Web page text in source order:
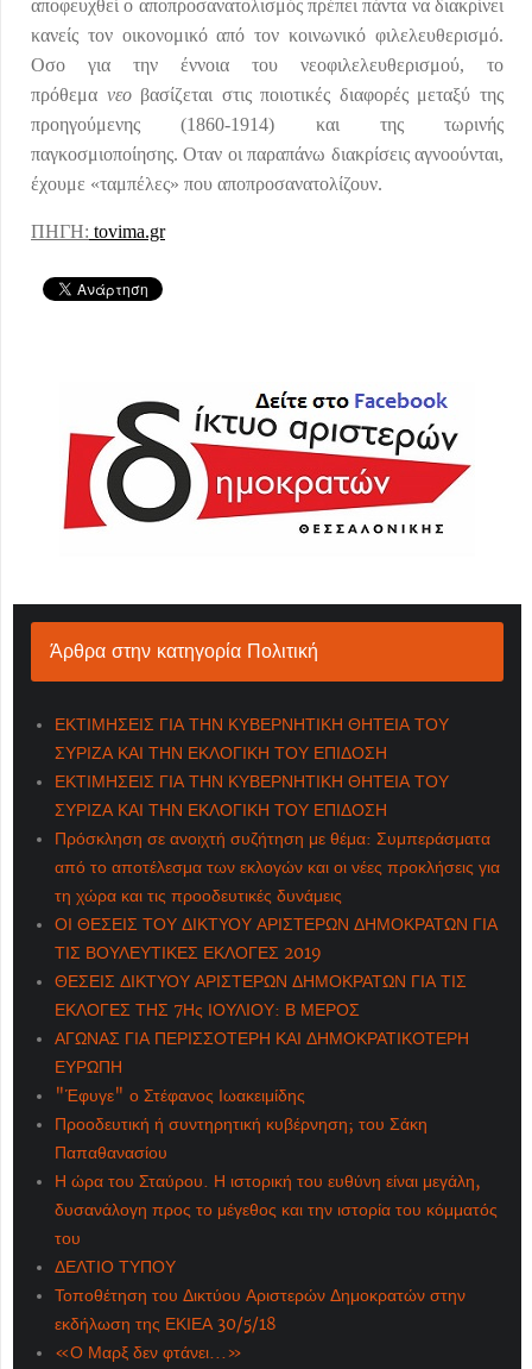
αποφευχθεί ο αποπροσανατολισμός πρέπει πάντα να διακρίνει
κανείς τον οικονομικό από τον κοινωνικό φιλελευθερισμό.
Οσο για την έννοια του νεοφιλελευθερισμού, το
πρόθεμα νεοβασίζεται στις ποιοτικές διαφορές μεταξύ της
προηγούμενης (1860-1914) και της τωρινής
παγκοσμιοποίησης. Οταν οι παραπάνω διακρίσεις αγνοούνται,
έχουμε «ταμπέλες» που αποπροσανατολίζουν.
ΠΗΓΗ: tovima.gr
Άρθρα στην κατηγορία Πολιτική
ΕΚΤΙΜΗΣΕΙΣ ΓΙΑ ΤΗΝ ΚΥΒΕΡΝΗΤΙΚΗ ΘΗΤΕΙΑ ΤΟΥ
ΣΥΡΙΖΑ ΚΑΙ ΤΗΝ ΕΚΛΟΓΙΚΗ ΤΟΥ ΕΠΙΔΟΣΗ
ΕΚΤΙΜΗΣΕΙΣ ΓΙΑ ΤΗΝ ΚΥΒΕΡΝΗΤΙΚΗ ΘΗΤΕΙΑ ΤΟΥ
ΣΥΡΙΖΑ ΚΑΙ ΤΗΝ ΕΚΛΟΓΙΚΗ ΤΟΥ ΕΠΙΔΟΣΗ
Πρόσκληση σε ανοιχτή συζήτηση με θέμα: Συμπεράσματα
από το αποτέλεσμα των εκλογών και οι νέες προκλήσεις για
τη χώρα και τις προοδευτικές δυνάμεις
ΟΙ ΘΕΣΕΙΣ ΤΟΥ ΔΙΚΤΥΟΥ ΑΡΙΣΤΕΡΩΝ ΔΗΜΟΚΡΑΤΩΝ ΓΙΑ
ΤΙΣ ΒΟΥΛΕΥΤΙΚΕΣ ΕΚΛΟΓΕΣ 2019
ΘΕΣΕΙΣ ΔΙΚΤΥΟΥ ΑΡΙΣΤΕΡΩΝ ΔΗΜΟΚΡΑΤΩΝ ΓΙΑ ΤΙΣ
ΕΚΛΟΓΕΣ ΤΗΣ 7Ης ΙΟΥΛΙΟΥ: Β ΜΕΡΟΣ
ΑΓΩΝΑΣ ΓΙΑ ΠΕΡΙΣΣΟΤΕΡΗ ΚΑΙ ΔΗΜΟΚΡΑΤΙΚΟΤΕΡΗ
ΕΥΡΩΠΗ
"Έφυγε" ο Στέφανος Ιωακειμίδης
Προοδευτική ή συντηρητική κυβέρνηση; του Σάκη
Παπαθανασίου
Η ώρα του Σταύρου. Η ιστορική του ευθύνη είναι μεγάλη,
δυσανάλογη προς το μέγεθος και την ιστορία του κόμματός
του
ΔΕΛΤΙΟ ΤΥΠΟΥ
Τοποθέτηση του Δικτύου Αριστερών Δημοκρατών στην
εκδήλωση της ΕΚΙΕΑ 30/5/18
«Ο Μαρξ δεν φτάνει...»